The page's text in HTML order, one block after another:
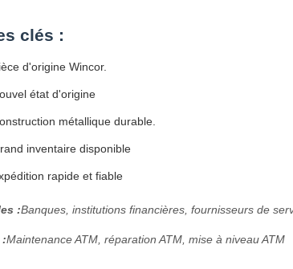
clés :
d'origine Wincor.
état d'origine
métallique durable.
inventaire disponible
rapide et fiable
:Banques, institutions financières, fournisseurs de
:Maintenance ATM, réparation ATM, mise à niveau ATM